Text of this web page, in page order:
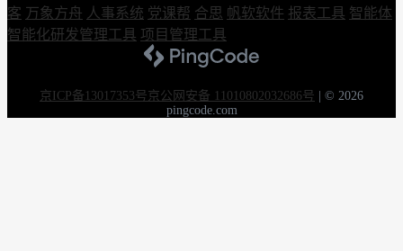
客 万象方舟 人事系统 党课帮 合思 帆软软件 报表工具 智能体
智能化研发管理工具 项目管理工具
京ICP备13017353号京公网安备 11010802032686号 | © 2026
pingcode.com